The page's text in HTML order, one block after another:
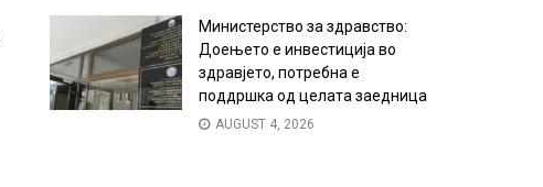
Министерство за здравство:
Доењето е инвестиција во
здравјето, потребна е
поддршка од целата заедница
AUGUST 4, 2026